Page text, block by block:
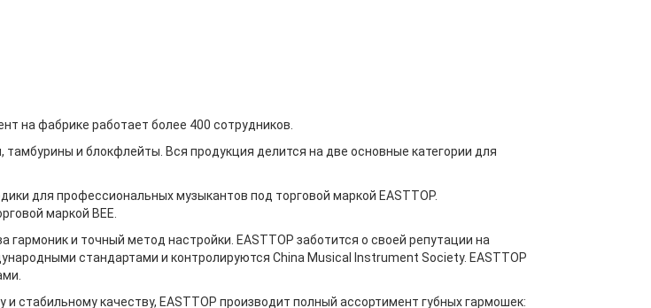
на фабрике работает более 400 сотрудников.
и блокфлейты. Вся продукция делится на две основные категории для
для профессиональных музыкантов под торговой маркой EASTTOP.
маркой BEE.
и точный метод настройки. EASTTOP заботится о своей репутации на
стандартами и контролируются China Musical Instrument Society. EASTTOP
стабильному качеству, EASTTOP производит полный ассортимент губных гармошек: